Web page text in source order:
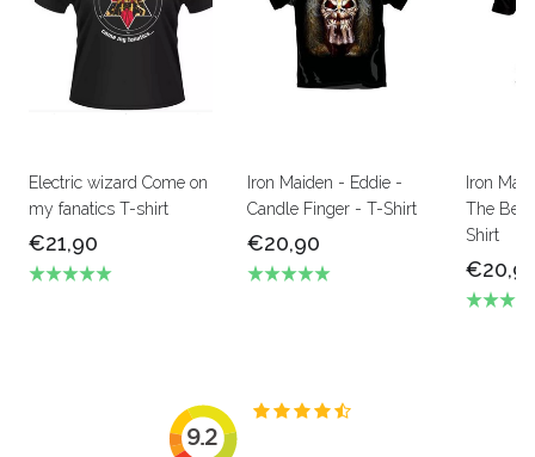
Electric wizard Come on
my fanatics T-shirt
€21,90
Iron Maiden - Eddie -
Candle Finger - T-Shirt
€20,90
Iron
The
Shirt